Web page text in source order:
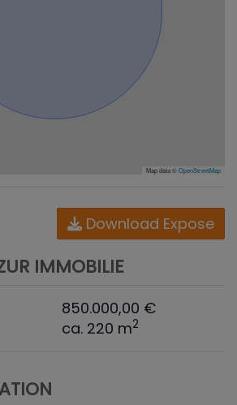
Map data ©OpenStreetMap
Download Expose
IMMOBILIE
850.000,00 €
ca. 220 m2